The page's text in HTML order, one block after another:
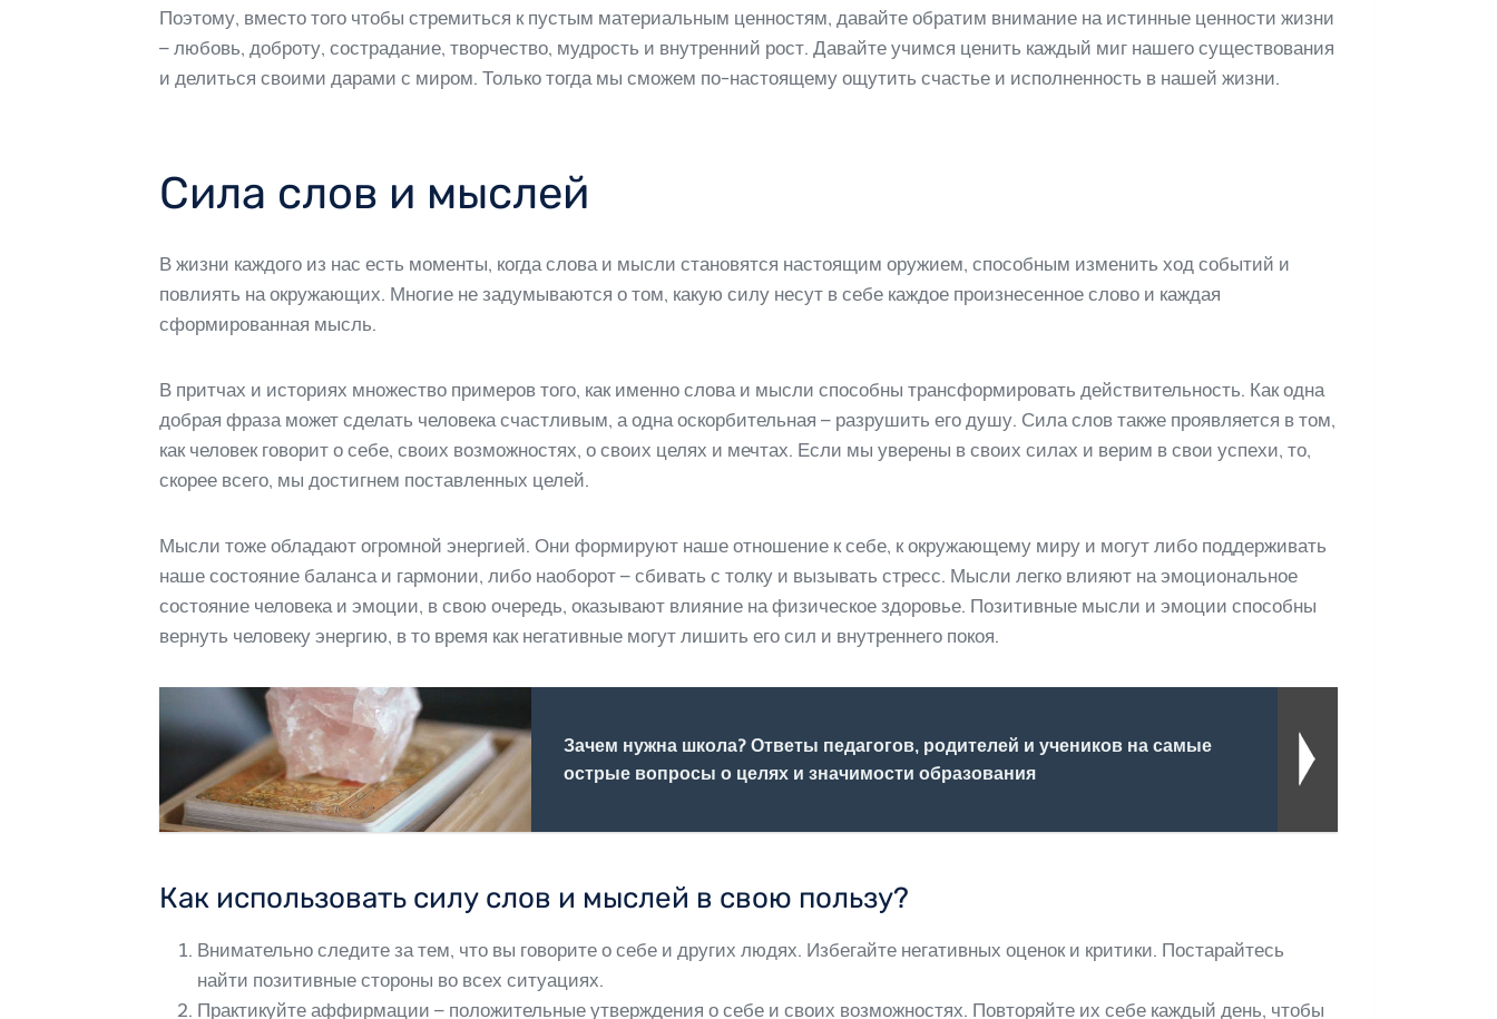
Поэтому, вместо того чтобы стремиться к пустым материальным ценностям, давайте обратим внимание на истинные ценности жизни
– любовь, доброту, сострадание, творчество, мудрость и внутренний рост. Давайте учимся ценить каждый миг нашего существования
и делиться своими дарами с миром. Только тогда мы сможем по-настоящему ощутить счастье и исполненность в нашей жизни.
Сила слов и мыслей
В жизни каждого из нас есть моменты, когда слова и мысли становятся настоящим оружием, способным изменить ход событий и
повлиять на окружающих. Многие не задумываются о том, какую силу несут в себе каждое произнесенное слово и каждая
сформированная мысль.
В притчах и историях множество примеров того, как именно слова и мысли способны трансформировать действительность. Как одна
добрая фраза может сделать человека счастливым, а одна оскорбительная – разрушить его душу. Сила слов также проявляется в том,
как человек говорит о себе, своих возможностях, о своих целях и мечтах. Если мы уверены в своих силах и верим в свои успехи, то,
скорее всего, мы достигнем поставленных целей.
Мысли тоже обладают огромной энергией. Они формируют наше отношение к себе, к окружающему миру и могут либо поддерживать
наше состояние баланса и гармонии, либо наоборот – сбивать с толку и вызывать стресс. Мысли легко влияют на эмоциональное
состояние человека и эмоции, в свою очередь, оказывают влияние на физическое здоровье. Позитивные мысли и эмоции способны
вернуть человеку энергию, в то время как негативные могут лишить его сил и внутреннего покоя.
Зачем нужна школа? Ответы педагогов, родителей и учеников на самые
острые вопросы о целях и значимости образования
Как использовать силу слов и мыслей в свою пользу?
Внимательно следите за тем, что вы говорите о себе и других людях. Избегайте негативных оценок и критики. Постарайтесь
найти позитивные стороны во всех ситуациях.
Практикуйте аффирмации – положительные утверждения о себе и своих возможностях. Повторяйте их себе каждый день, чтобы